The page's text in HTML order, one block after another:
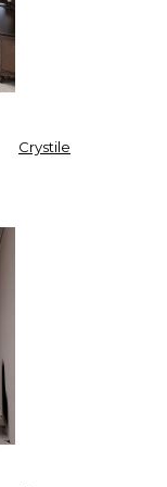
Crystile